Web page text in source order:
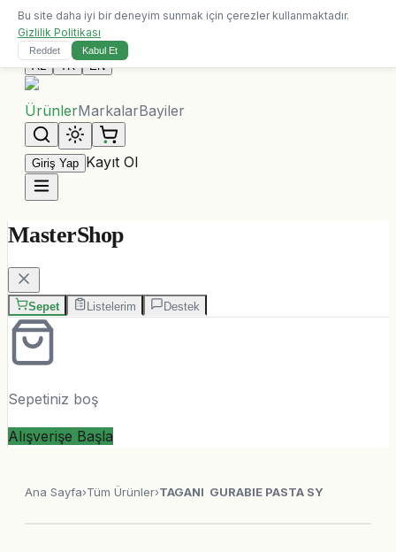
10.000 ALL üzeri siparişlerde ücretsiz kargo
Bize Ulaşın
AL TR EN
ÜrünlerMarkalarBayiler
Giriş Yap Kayıt Ol
MasterShop
Sepet Listelerim Destek
Sepetiniz boş
Alışverişe Başla
Ana Sayfa›Tüm Ürünler›TAGANI GURABIE PASTA SY
Bu site daha iyi bir deneyim sunmak için çerezler kullanmaktadır.
Gizlilik Politikası
Reddet Kabul Et